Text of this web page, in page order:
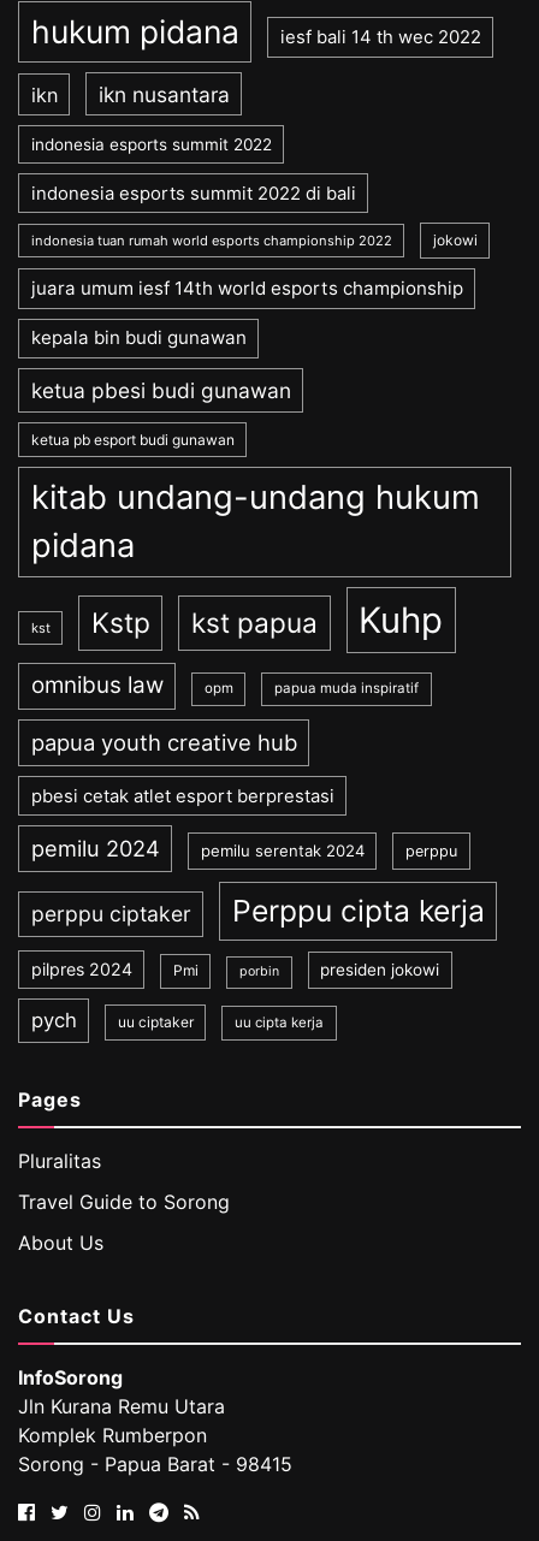
hukum pidana iesf bali 14 th wec 2022
ikn ikn nusantara
indonesia esports summit 2022
indonesia esports summit 2022 di bali
indonesia tuan rumah world esports championship 2022 jokowi
juara umum iesf 14th world esports championship
kepala bin budi gunawan
ketua pbesi budi gunawan
ketua pb esport budi gunawan
kitab undang-undang hukum
pidana
kst Kstp kst papua Kuhp
omnibus law opm papua muda inspiratif
papua youth creative hub
pbesi cetak atlet esport berprestasi
pemilu 2024 pemilu serentak 2024 perppu
perppu ciptaker Perppu cipta kerja
pilpres 2024 Pmi porbin presiden jokowi
pych uu ciptaker uu cipta kerja
Pages
Pluralitas
Travel Guide to Sorong
About Us
Contact Us
InfoSorong
Jln Kurana Remu Utara
Komplek Rumberpon
Sorong - Papua Barat - 98415